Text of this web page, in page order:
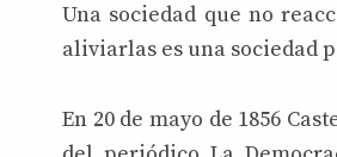
Una sociedad que no
aliviarlas es una sociedad
En 20 de mayo de 1856